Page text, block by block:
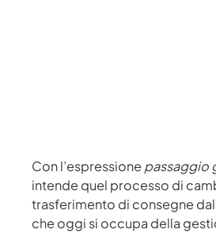
Con l’espressione passaggio
intende quel processo di
trasferimento di consegne
che oggi si occupa della